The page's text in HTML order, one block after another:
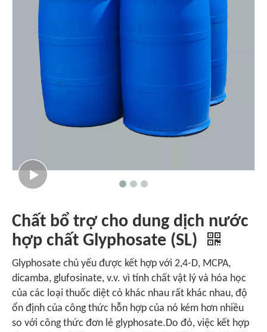
Chất bổ trợ cho dung dịch nước
hợp chất Glyphosate (SL)
Glyphosate chủ yếu được kết hợp với 2,4-D, MCPA,
dicamba, glufosinate, v.v. vì tính chất vật lý và hóa học
của các loại thuốc diệt cỏ khác nhau rất khác nhau, độ
ổn định của công thức hỗn hợp của nó kém hơn nhiều
so với công thức đơn lẻ glyphosate.Do đó, việc kết hợp